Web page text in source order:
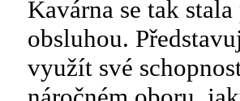
Kavárna se tak
obsluhou.
využít své